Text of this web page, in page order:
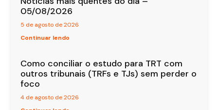
05/08/2026
5 de agosto de 2026
Continuar lendo
Como conciliar o estudo para TRT com
outros tribunais (TRFs e TJs) sem perder o
foco
4 de agosto de 2026